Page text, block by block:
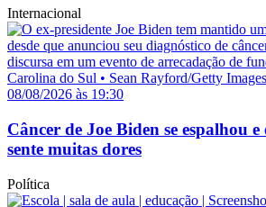
Internacional
08/08/2026 às 19:30
Câncer de Joe Biden se espalhou e
sente muitas dores
Política